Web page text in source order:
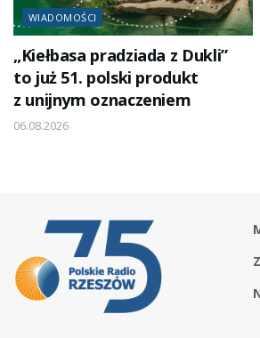
WIADOMOŚCI
„Kiełbasa pradziada z Dukli”
to już 51. polski produkt
z unijnym oznaczeniem
06.08.2026